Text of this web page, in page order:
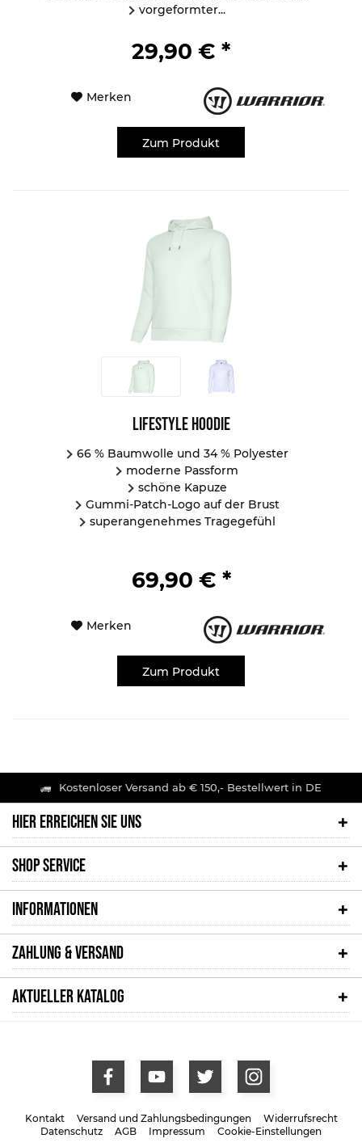
vorgeformter...
29,90 € *
Merken
Zum Produkt
Lifestyle Hoodie
66 % Baumwolle und 34 % Polyester
moderne Passform
schöne Kapuze
Gummi-Patch-Logo auf der Brust
superangenehmes Tragegefühl
69,90 € *
Merken
Zum Produkt
Kostenloser Versand ab € 150,- Bestellwert in DE
HIER ERREICHEN SIE UNS
SHOP SERVICE
INFORMATIONEN
ZAHLUNG & VERSAND
AKTUELLER KATALOG
Kontakt Versand und Zahlungsbedingungen
Widerrufsrecht
Datenschutz
AGB Impressum Cookie-Einstellungen